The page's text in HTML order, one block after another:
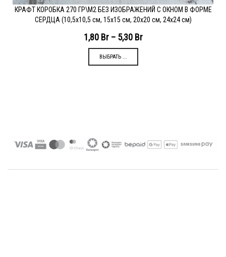
КРАФТ КОРОБКА 270 ГР\М2 БЕЗ ИЗОБРАЖЕНИЙ С ОКНОМ В ФОРМЕ
СЕРДЦА (10,5х10,5 см, 15х15 см, 20х20 см, 24х24 см)
1,80 Br– 5,30 Br
ВЫБРАТЬ ...